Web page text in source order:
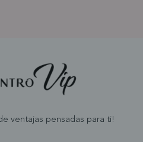
ventajas pensadas para ti!